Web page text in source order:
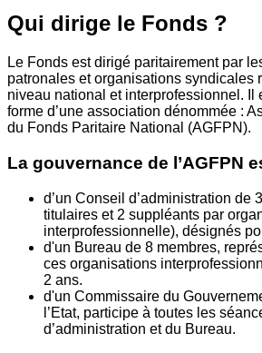
Qui dirige le Fonds ?
Le Fonds est dirigé paritairement par
patronales et organisations syndicales
niveau national et interprofessionnel. Il
forme d’une association dénommée :
du Fonds Paritaire National (AGFPN).
La gouvernance de l’AGFPN
d’un Conseil d’administration de
titulaires et 2 suppléants par
interprofessionnelle), désignés
d'un Bureau de 8 membres,
ces organisations
2 ans.
d'un Commissaire du
l’Etat, participe à toutes les
d’administration et du Bureau.